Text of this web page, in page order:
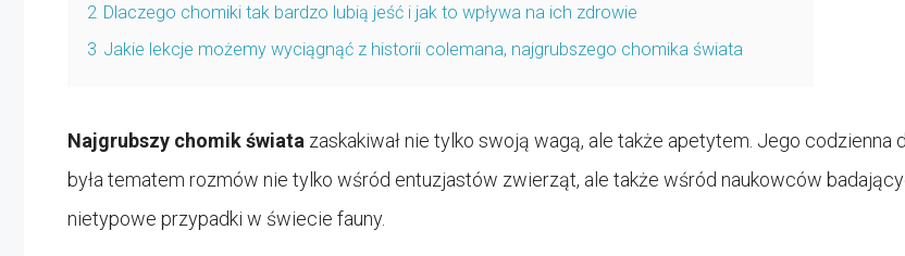
2 Dlaczego chomiki tak bardzo lubią jeść i jak to wpływa na ich zdrowie
3 Jakie lekcje możemy wyciągnąć z historii colemana, najgrubszego chomika świata
Najgrubszy chomik świata zaskakiwał nie tylko swoją wagą, ale także apetytem. Jego codzienna
była tematem rozmów nie tylko wśród entuzjastów zwierząt, ale także wśród naukowców
nietypowe przypadki w świecie fauny.